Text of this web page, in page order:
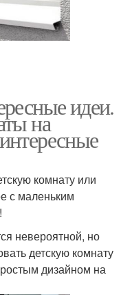
идеи.
на
комнату или
с маленьким
невероятной, но
детскую комнату
дизайном на